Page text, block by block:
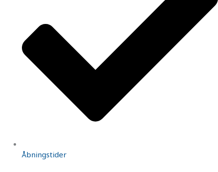
Åbningstider